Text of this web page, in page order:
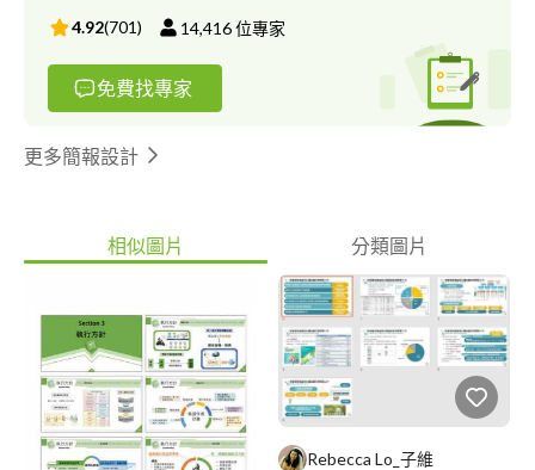
一成不變、了無新意 → 同樣的功能，卻做不出同樣的效果 → 簡報
總是被退件，修了又修卻達不到預期 → 工作事項雜又多，不想花
時間製作 若有以上問題，不妨將您的簡報交給我，希望蹺巧板可
以協助您離完美簡報更進一步！
4.92(701) 14,416位專家
免費找專家
更多簡報設計
相似圖片 分類圖片
Rebecca Lo_子維